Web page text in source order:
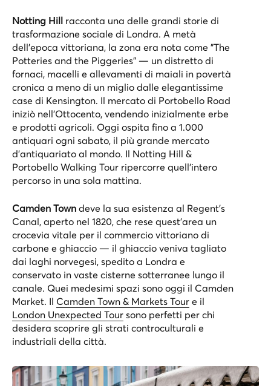
Notting Hill racconta una delle grandi storie di
trasformazione sociale di Londra. A metà
dell’epoca vittoriana, la zona era nota come "The
Potteries and the Piggeries" — un distretto di
fornaci, macelli e allevamenti di maiali in povertà
cronica a meno di un miglio dalle elegantissime
case di Kensington. Il mercato di Portobello Road
iniziò nell’Ottocento, vendendo inizialmente erbe
e prodotti agricoli. Oggi ospita fino a 1.000
antiquari ogni sabato, il più grande mercato
d'antiquariato al mondo. Il Notting Hill &
Portobello Walking Tour ripercorre quell'intero
percorso in una sola mattina.
Camden Town deve la sua esistenza al Regent's
Canal, aperto nel 1820, che rese quest'area un
crocevia vitale per il commercio vittoriano di
carbone e ghiaccio — il ghiaccio veniva tagliato
dai laghi norvegesi, spedito a Londra e
conservato in vaste cisterne sotterranee lungo il
canale. Quei medesimi spazi sono oggi il Camden
Market. Il Camden Town & Markets Tour e il
London Unexpected Tour sono perfetti per chi
desidera scoprire gli strati controculturali e
industriali della città.